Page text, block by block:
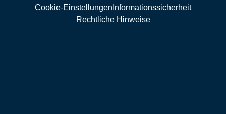
Cookie-Einstellungen Informationssicherheit
Rechtliche Hinweise